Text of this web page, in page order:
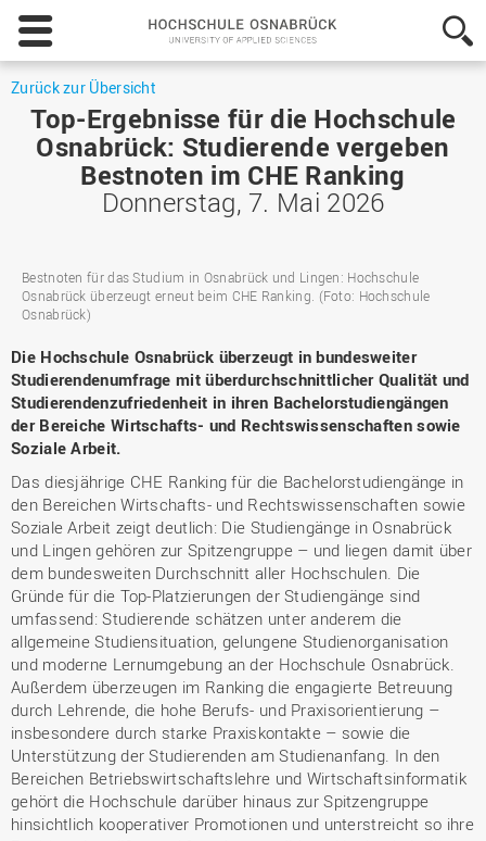
Hochschule
Osnabrück
-
Applied
Sciences
Zurück zur Übersicht
Top-Ergebnisse für die Hochschule
Osnabrück: Studierende vergeben
Bestnoten im CHE Ranking
Donnerstag, 7. Mai 2026
Bestnoten für das Studium in Osnabrück und Lingen: Hochschule
Osnabrück überzeugt erneut beim CHE Ranking. (Foto: Hochschule
Osnabrück)
Die Hochschule Osnabrück überzeugt in bundesweiter
Studierendenumfrage mit überdurchschnittlicher Qualität und
Studierendenzufriedenheit in ihren Bachelorstudiengängen
der Bereiche Wirtschafts- und Rechtswissenschaften sowie
Soziale Arbeit.
Das diesjährige CHE Ranking für die Bachelorstudiengänge in
den Bereichen Wirtschafts- und Rechtswissenschaften sowie
Soziale Arbeit zeigt deutlich: Die Studiengänge in Osnabrück
und Lingen gehören zur Spitzengruppe – und liegen damit über
dem bundesweiten Durchschnitt aller Hochschulen. Die
Gründe für die Top-Platzierungen der Studiengänge sind
umfassend: Studierende schätzen unter anderem die
allgemeine Studiensituation, gelungene Studienorganisation
und moderne Lernumgebung an der Hochschule Osnabrück.
Außerdem überzeugen im Ranking die engagierte Betreuung
durch Lehrende, die hohe Berufs- und Praxisorientierung –
insbesondere durch starke Praxiskontakte – sowie die
Unterstützung der Studierenden am Studienanfang. In den
Bereichen Betriebswirtschaftslehre und Wirtschaftsinformatik
gehört die Hochschule darüber hinaus zur Spitzengruppe
hinsichtlich kooperativer Promotionen und unterstreicht so ihre